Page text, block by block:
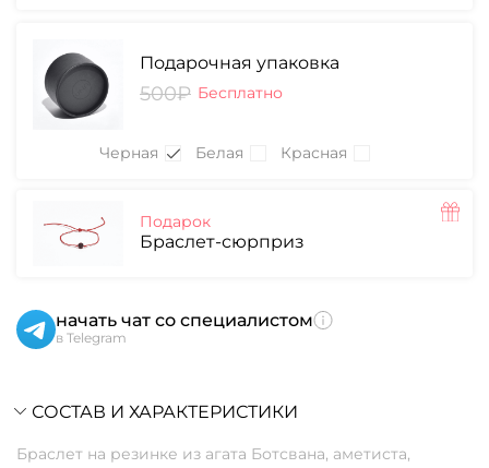
Подарочная упаковка
500₽ Бесплатно
Черная Белая Красная
Подарок
Браслет-сюрприз
начать чат со специалистом
в Telegram
СОСТАВ И ХАРАКТЕРИСТИКИ
Браслет на резинке из агата Ботсвана, аметиста,